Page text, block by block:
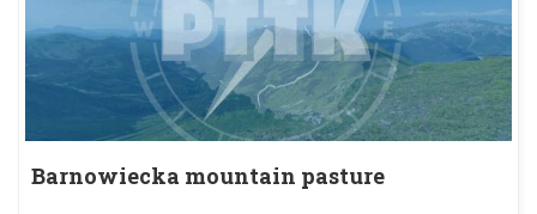
Barnowiecka mountain pasture